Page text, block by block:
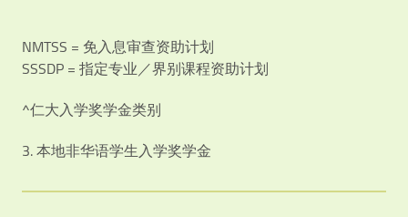
NMTSS = 免入息审查资助计划
SSSDP = 指定专业／界别课程资助计划
^仁大入学奖学金类别
3. 本地非华语学生入学奖学金